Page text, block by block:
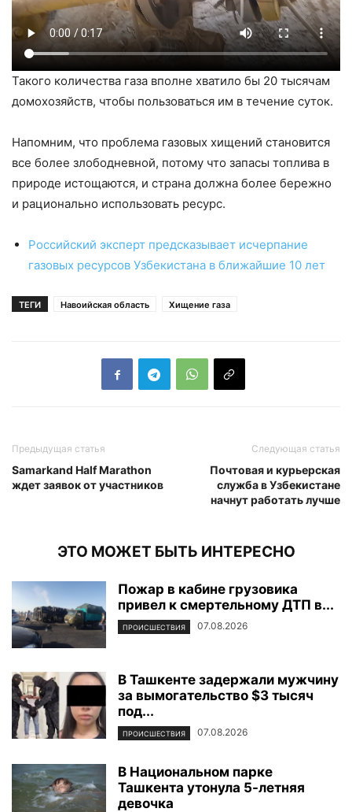
Такого количества газа вполне хватило бы 20 тысячам
домохозяйств, чтобы пользоваться им в течение суток.
Напомним, что проблема газовых хищений становится
все более злободневной, потому что запасы топлива в
природе истощаются, и страна должна более бережно
и рационально использовать ресурс.
Российский эксперт предсказывает исчерпание
газовых ресурсов Узбекистана в ближайшие 10 лет
ТЕГИ Навоийская область Хищение газа
Предыдущая статья
Samarkand Half Marathon
ждет заявок от участников
Следующая статья
Почтовая и курьерская
служба в Узбекистане
начнут работать лучше
ЭТО МОЖЕТ БЫТЬ ИНТЕРЕСНО
Пожар в кабине грузовика
привел к смертельному ДТП в...
ПРОИСШЕСТВИЯ 07.08.2026
В Ташкенте задержали мужчину
за вымогательство $3 тысяч
под...
ПРОИСШЕСТВИЯ 07.08.2026
В Национальном парке
Ташкента утонула 5-летняя
девочка